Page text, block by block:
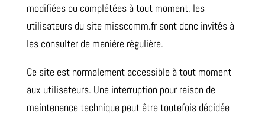
modifiées ou complétées à tout moment, les
utilisateurs du site misscomm.fr sont donc invités à
les consulter de manière régulière.
Ce site est normalement accessible à tout moment
aux utilisateurs. Une interruption pour raison de
maintenance technique peut être toutefois décidée